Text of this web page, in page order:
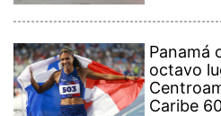
Panamá
octavo
Caribe